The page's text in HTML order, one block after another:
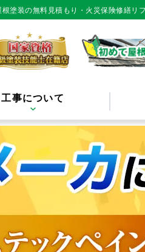
塗装の無料見積もり・火災保険修繕リ
工事について